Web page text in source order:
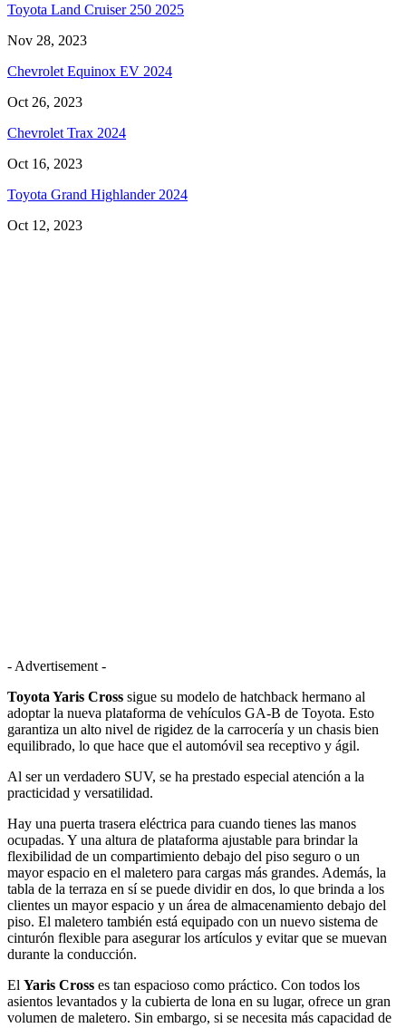
Toyota Land Cruiser 250 2025
Nov 28, 2023
Chevrolet Equinox EV 2024
Oct 26, 2023
Chevrolet Trax 2024
Oct 16, 2023
Toyota Grand Highlander 2024
Oct 12, 2023
- Advertisement -
Toyota Yaris Cross sigue su modelo de hatchback hermano al
adoptar la nueva plataforma de vehículos GA-B de Toyota. Esto
garantiza un alto nivel de rigidez de la carrocería y un chasis bien
equilibrado, lo que hace que el automóvil sea receptivo y ágil.
Al ser un verdadero SUV, se ha prestado especial atención a la
practicidad y versatilidad.
Hay una puerta trasera eléctrica para cuando tienes las manos
ocupadas. Y una altura de plataforma ajustable para brindar la
flexibilidad de un compartimiento debajo del piso seguro o un
mayor espacio en el maletero para cargas más grandes. Además, la
tabla de la terraza en sí se puede dividir en dos, lo que brinda a los
clientes un mayor espacio y un área de almacenamiento debajo del
piso. El maletero también está equipado con un nuevo sistema de
cinturón flexible para asegurar los artículos y evitar que se muevan
durante la conducción.
El Yaris Cross es tan espacioso como práctico. Con todos los
asientos levantados y la cubierta de lona en su lugar, ofrece un gran
volumen de maletero. Sin embargo, si se necesita más capacidad de